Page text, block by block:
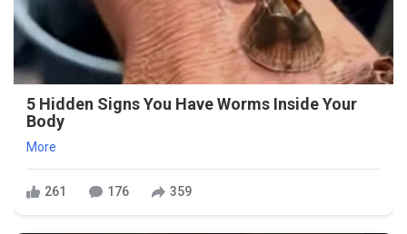
5 Hidden Signs You Have Worms Inside Your
Body
More
261 176 359